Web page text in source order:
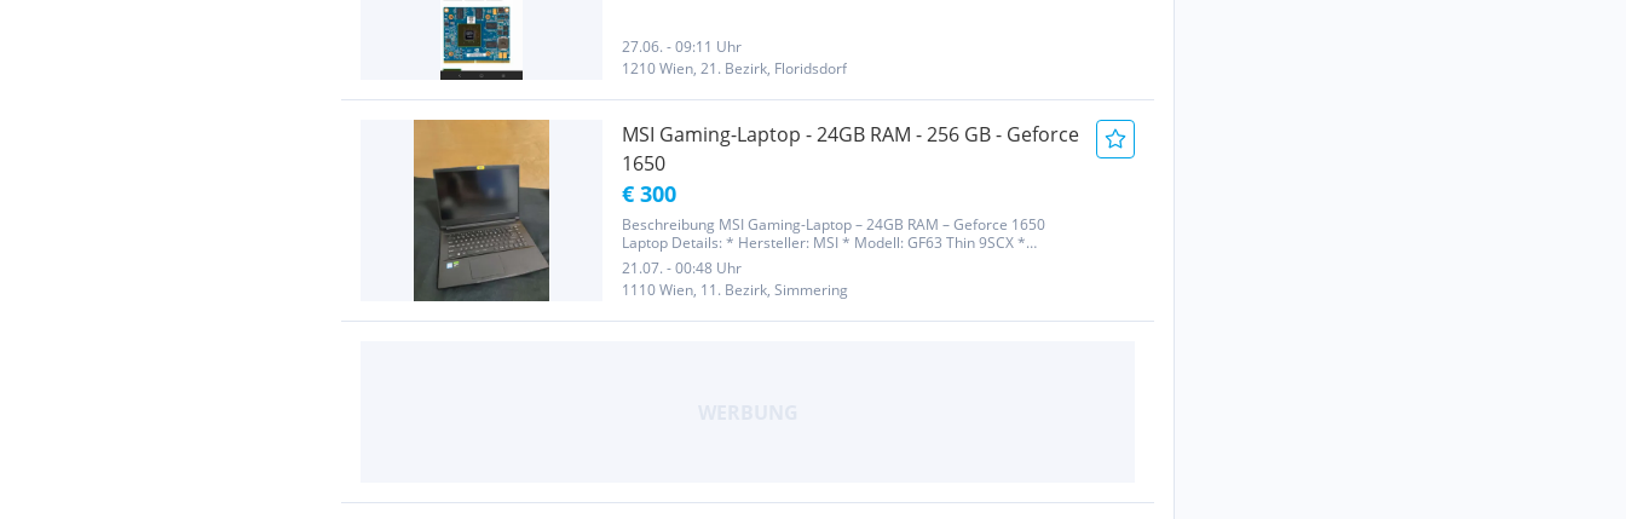
27.06. - 09:11 Uhr
1210 Wien, 21. Bezirk, Floridsdorf
MSI Gaming-Laptop - 24GB RAM - 256 GB - Geforce
1650
€ 300
Beschreibung MSI Gaming-Laptop – 24GB RAM – Geforce 1650
Laptop Details: * Hersteller: MSI * Modell: GF63 Thin 9SCX *
Prozessor: Intel Core i5-9300H (4 Kerne, 2.4 GHz – 4.1 GHz Turbo) *
Grafikkarte: NVIDIA GeForce GTX 1650 (Max Design) *
Arbeitsspeicher:...
21.07. - 00:48 Uhr
1110 Wien, 11. Bezirk, Simmering